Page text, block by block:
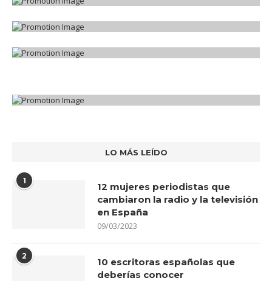
LO MÁS LEÍDO
1
12 mujeres periodistas que
cambiaron la radio y la televisión
en España
09/03/2023
2
10 escritoras españolas que
deberías conocer